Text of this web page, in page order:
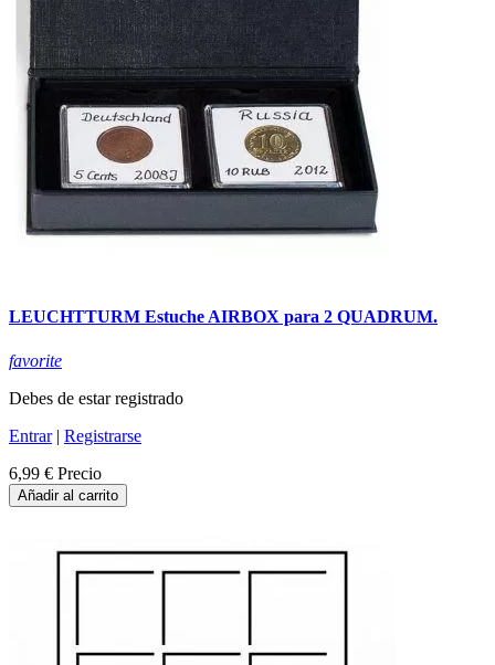
LEUCHTTURM Estuche AIRBOX para 2 QUADRUM.
favorite
Debes de estar registrado
Entrar| Registrarse
6,99 € Precio
Añadir al carrito